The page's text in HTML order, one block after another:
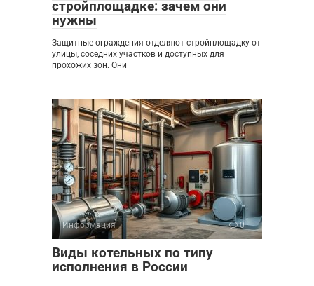
стройплощадке: зачем они
нужны
Защитные ограждения отделяют стройплощадку от
улицы, соседних участков и доступных для
прохожих зон. Они
Информация 0
Виды котельных по типу
исполнения в России